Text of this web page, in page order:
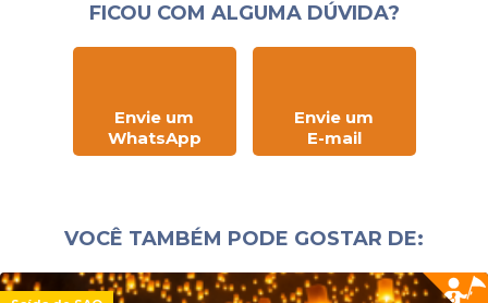
FICOU COM ALGUMA DÚVIDA?
Envie um
WhatsApp
Envie um
E-mail
VOCÊ TAMBÉM PODE GOSTAR DE: